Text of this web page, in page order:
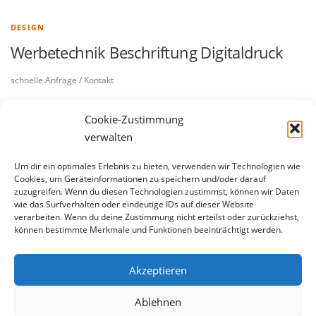
Cookie-Zustimmung
verwalten
Um dir ein optimales Erlebnis zu bieten, verwenden wir Technologien wie
Cookies, um Geräteinformationen zu speichern und/oder darauf
zuzugreifen. Wenn du diesen Technologien zustimmst, können wir Daten
wie das Surfverhalten oder eindeutige IDs auf dieser Website
verarbeiten. Wenn du deine Zustimmung nicht erteilst oder zurückziehst,
können bestimmte Merkmale und Funktionen beeinträchtigt werden.
Akzeptieren
Ablehnen
DESIGN
Werbetechnik Beschriftung Digitaldruck
schnelle Anfrage / Kontakt
Impressum
Datenschutzerklärung
Allgemeine Geschäftsbedingungen
Widerrufsbelehrung